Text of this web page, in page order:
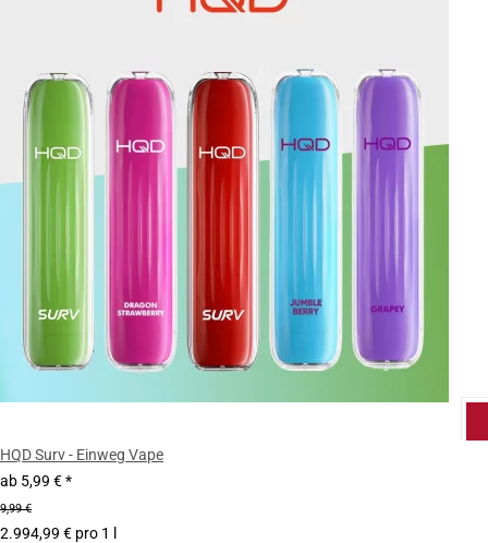
HQD Surv - Einweg Vape
ab 5,99 €*
9,99 €
2.994,99 € pro 1 l